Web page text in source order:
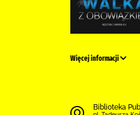
Więcej informacji
Biblioteka